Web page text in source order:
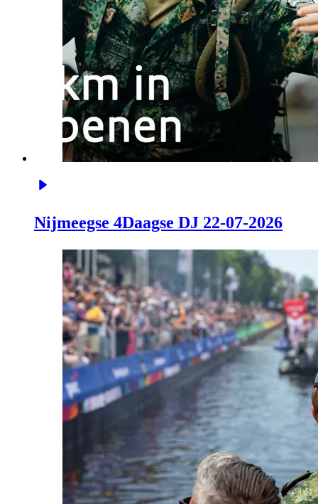
Nijmeegse 4Daagse DJ 22-07-2026